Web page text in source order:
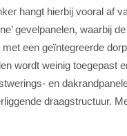
hangt hierbij vooral af
gevelpanelen, waarbij
een geïntegreerde
wordt weinig toegepast
en
draagstructuur.